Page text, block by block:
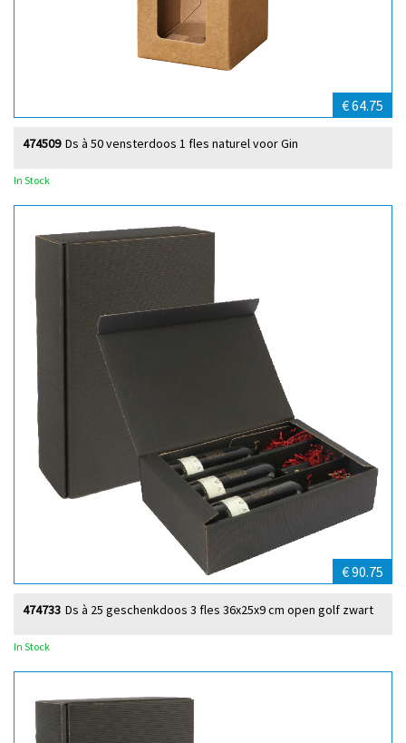
€ 64.75
Ds à 50 vensterdoos 1 fles naturel voor Gin
474509
In Stock
€ 90.75
Ds à 25 geschenkdoos 3 fles 36x25x9 cm open golf zwart
474733
In Stock